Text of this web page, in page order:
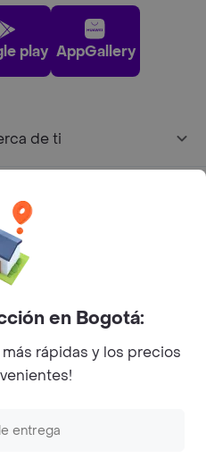
play AppGallery
de ti
Twitter
Instagram
en Bogotá:
rápidas y los precios